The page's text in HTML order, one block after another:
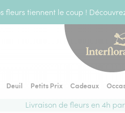
fleurs tiennent le coup !
Deuil Petits Prix Cadeaux
Livraison de fleurs en 4h